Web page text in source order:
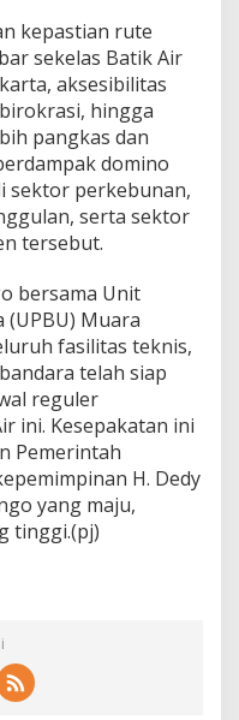
kepastian rute
sekelas Batik Air
aksesibilitas
hingga
pangkas dan
domino
sektor perkebunan,
serta sektor
tersebut.
bersama Unit
(UPBU) Muara
fasilitas teknis,
telah siap
reguler
ini. Kesepakatan ini
Pemerintah
H. Dedy
yang maju,
tinggi.(pj)